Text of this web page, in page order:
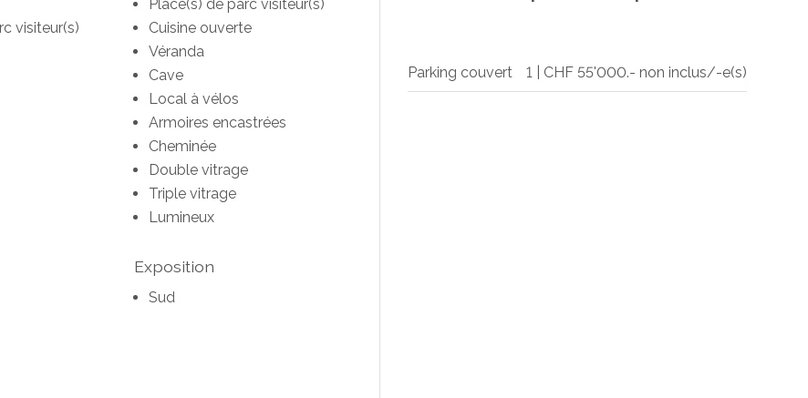
visiteur(s)
Place(s) de parc visiteur(s)
Cuisine ouverte
Véranda
Cave
Local à vélos
Armoires encastrées
Cheminée
Double vitrage
Triple vitrage
Lumineux
Exposition
Sud
Parking couvert 1 | CHF 55'000.- non inclus/-e(s)